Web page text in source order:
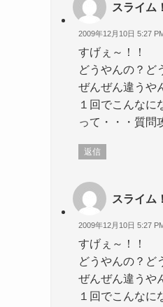
スライム！
2009年12月10日 5:27
すげぇ～！！
どうやんの？ど
ぜんぜん違うや
１回でこんなに
って・・・質問
返信
スライム！
2009年12月10日 5:27
すげぇ～！！
どうやんの？ど
ぜんぜん違うや
１回でこんなに